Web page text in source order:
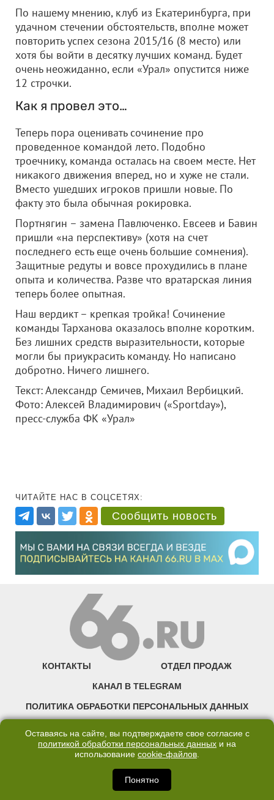
По нашему мнению, клуб из Екатеринбурга, при
удачном стечении обстоятельств, вполне может
повторить успех сезона 2015/16 (8 место) или
хотя бы войти в десятку лучших команд. Будет
очень неожиданно, если «Урал» опустится ниже
12 строчки.
Как я провел это…
Теперь пора оценивать сочинение про
проведенное командой лето. Подобно
троечнику, команда осталась на своем месте. Нет
никакого движения вперед, но и хуже не стали.
Вместо ушедших игроков пришли новые. По
факту это была обычная рокировка.
Портнягин – замена Павлюченко. Евсеев и Бавин
пришли «на перспективу» (хотя на счет
последнего есть еще очень большие сомнения).
Защитные редуты и вовсе прохудились в плане
опыта и количества. Разве что вратарская линия
теперь более опытная.
Наш вердикт – крепкая тройка! Сочинение
команды Тарханова оказалось вполне коротким.
Без лишних средств выразительности, которые
могли бы приукрасить команду. Но написано
добротно. Ничего лишнего.
Текст: Александр Семичев, Михаил Вербицкий.
Фото: Алексей Владимирович («Sportday»),
пресс-служба ФК «Урал»
ЧИТАЙТЕ НАС В СОЦСЕТЯХ:
Сообщить новость
КОНТАКТЫ ОТДЕЛ ПРОДАЖ
КАНАЛ В TELEGRAM
ПОЛИТИКА ОБРАБОТКИ ПЕРСОНАЛЬНЫХ ДАННЫХ
©2007—2025 66.RU. Воспроизведение, сообщение, доведение до всеобщего
правообладателя запрещено. Сетевое издание «Современный портал
Екатеринбурга — «66.ru» (18+) зарегистрировано Федеральной службой по
надзору в сфере связи, информационных технологий и массовых коммуникаций
Оставаясь на сайте, вы подтверждаете свое согласие с
политикой обработки персональных данных и на
использование cookie-файлов.
Понятно